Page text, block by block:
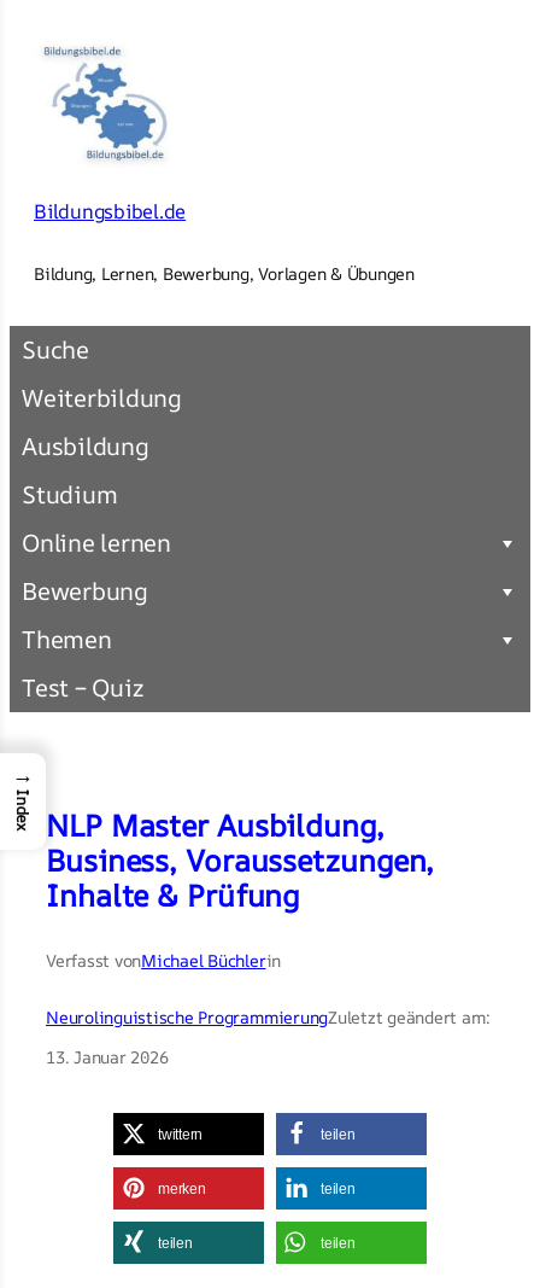
Inhalt
springen
Bildungsbibel.de
Bildung, Lernen, Bewerbung, Vorlagen & Übungen
Suche
Weiterbildung
Ausbildung
Studium
Online lernen
Bewerbung
Themen
Test – Quiz
NLP Master Ausbildung,
Business, Voraussetzungen,
Inhalte & Prüfung
Verfasst vonMichael Büchlerin
Neurolinguistische ProgrammierungZuletzt geändert am:
13. Januar 2026
twittern teilen
merken teilen
teilen teilen
→
Index